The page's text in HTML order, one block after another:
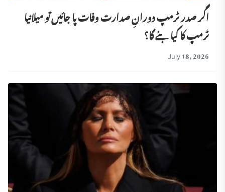
اگر صدر ٹرمپ دورانِ صدارت وفات پا جائیں تو میلانیا
ٹرمپ کا کیا بنے گا؟
July 18, 2026